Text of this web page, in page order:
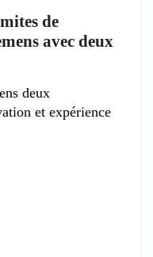
de
avec deux
deux
et expérience